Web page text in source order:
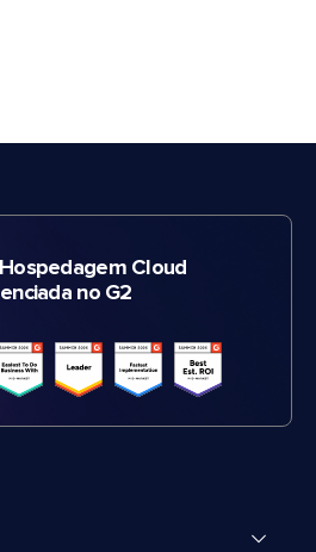
Cloud
no G2